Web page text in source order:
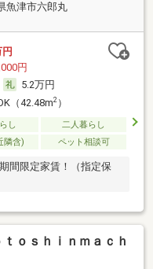
魚津市六郎丸
円
5.2万円
（42.48m2）
し
二人暮らし
隣含) ペット相談可
間限定家賃！（指定保
ｏｓｈｉｎｍａｃｈ